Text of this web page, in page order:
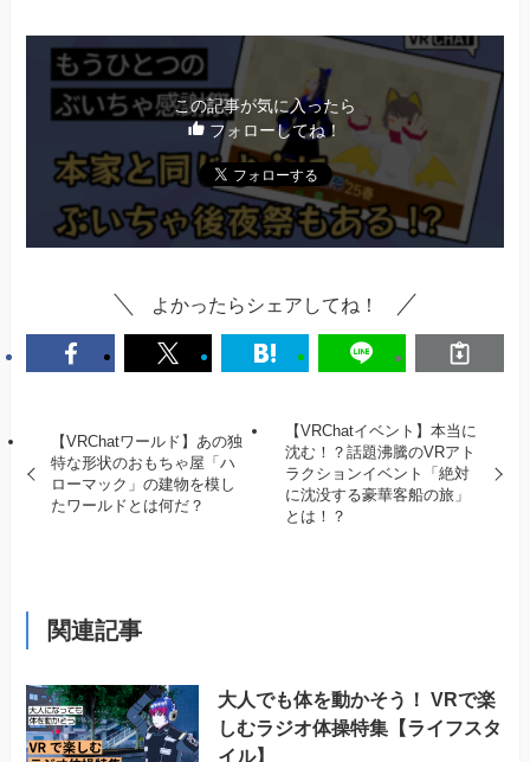
この記事が気に入ったら
フォローしてね！
よかったらシェアしてね！
【VRChatワールド】あの独
特な形状のおもちゃ屋「ハ
ローマック」の建物を模し
たワールドとは何だ？
【VRChatイベント】本当に
沈む！？話題沸騰のVRアト
ラクションイベント「絶対
に沈没する豪華客船の旅」
とは！？
関連記事
大人でも体を動かそう！ VRで楽
しむラジオ体操特集【ライフスタ
イル】